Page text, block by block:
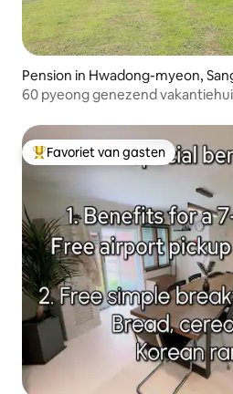
Pension in Hwadong-myeon,
60 pyeong genezend
kleine bijeenkomsten
Topfavoriet van gasten
Favoriet van gasten